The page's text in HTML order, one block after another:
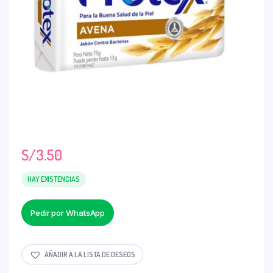
S/3.50
HAY EXISTENCIAS
Pedir por WhatsApp
AÑADIR A LA LISTA DE DESEOS